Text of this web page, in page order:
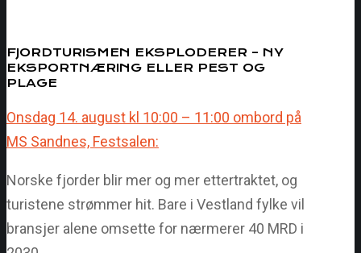
FJORDTURISMEN EKSPLODERER – NY
EKSPORTNÆRING ELLER PEST OG
PLAGE
Onsdag 14. august kl 10:00 – 11:00 ombord på
MS Sandnes, Festsalen:
Norske fjorder blir mer og mer ettertraktet, og
turistene strømmer hit. Bare i Vestland fylke vil
bransjer alene omsette for nærmerer 40 MRD i